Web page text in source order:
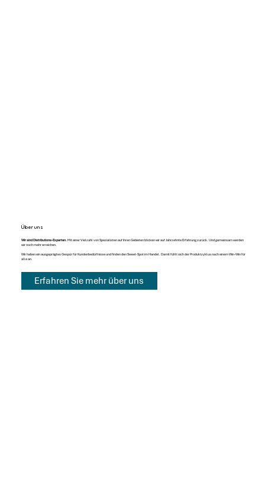
Über uns
Wir sind Distributions-Experten.Mit einer Vielzahl von Spezialisten auf ihren Gebieten blicken wir auf Jahrzehnte Erfahrung zurück. Und gemeinsam werden
wir noch mehr erreichen.
Wir haben ein ausgeprägtes Gespür für Kundenbedürfnisse und finden den Sweet-Spot im Handel. Damit fühlt sich der Produktzyklus nach einem Win-Win für
alle an.
Erfahren Sie mehr über uns